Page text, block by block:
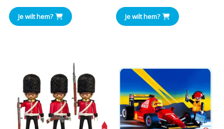
is:
Je wilt hem? Je wilt hem?